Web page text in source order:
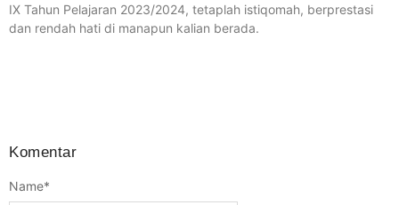
IX Tahun Pelajaran 2023/2024, tetaplah istiqomah, berprestasi
dan rendah hati di manapun kalian berada.
Komentar
Name*